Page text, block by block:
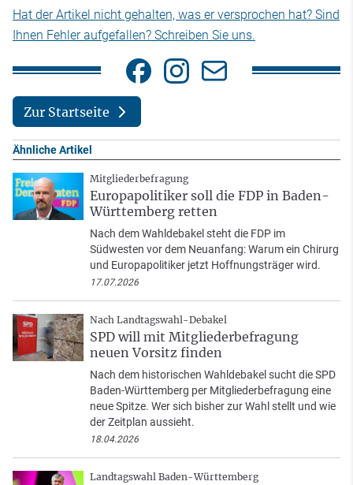
Hat der Artikel nicht gehalten, was er versprochen hat? Sind
Ihnen Fehler aufgefallen? Schreiben Sie uns.
Zur Startseite
Ähnliche Artikel
Mitgliederbefragung
Europapolitiker soll die FDP in Baden-
Württemberg retten
Nach dem Wahldebakel steht die FDP im
Südwesten vor dem Neuanfang: Warum ein Chirurg
und Europapolitiker jetzt Hoffnungsträger wird.
17.07.2026
Nach Landtagswahl-Debakel
SPD will mit Mitgliederbefragung
neuen Vorsitz finden
Nach dem historischen Wahldebakel sucht die SPD
Baden-Württemberg per Mitgliederbefragung eine
neue Spitze. Wer sich bisher zur Wahl stellt und wie
der Zeitplan aussieht.
18.04.2026
Landtagswahl Baden-Württemberg